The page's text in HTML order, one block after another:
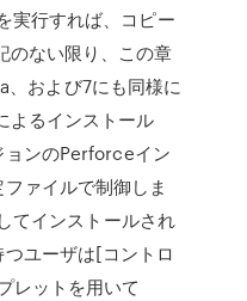
実行すれば、コピー
のない限り、この章
および7にも同様に
よるインストール
ョンのPerforceイン
ァイルで制御しま
てインストールされ
ユーザは[コントロ
レットを用いて